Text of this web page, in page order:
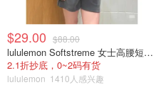
$29.00 $88.00
lululemon Softstreme 女士高腰短裤 10cm
2.1折抄底，0~2码有货
lululemon 1410人感兴趣